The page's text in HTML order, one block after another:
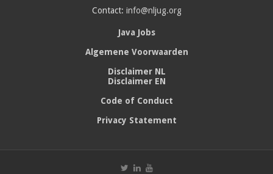
Contact: info@nljug.org
Java Jobs
Algemene Voorwaarden
Disclaimer NL
Disclaimer EN
Code of Conduct
Privacy Statement